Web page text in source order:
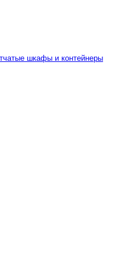
шкафы и контейнеры